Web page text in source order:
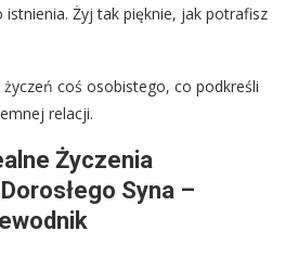
Żyj tak pięknie, jak potrafisz
coś osobistego, co podkreśli
relacji.
Życzenia
Syna –